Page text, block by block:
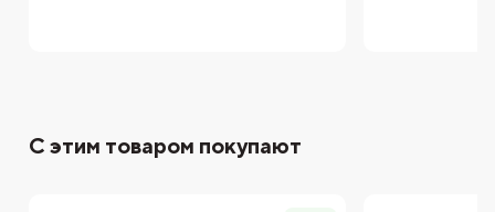
С этим товаром покупают